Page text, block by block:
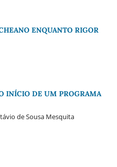
ENQUANTO RIGOR
INÍCIO DE UM PROGRAMA
de Sousa Mesquita